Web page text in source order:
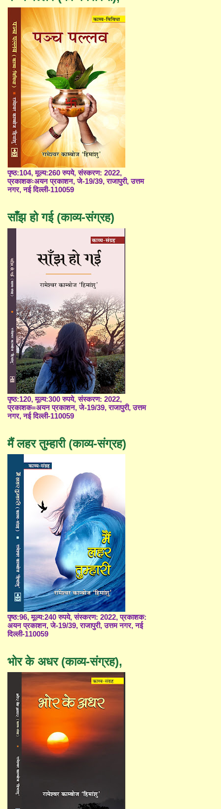
पृष्ठ:104, मूल्य:260 रुपये, संस्करण: 2022,
प्रकाशकःअयन प्रकाशन, जे-19/39, राजापुरी, उत्तम
नगर, नई दिल्ली-110059
साँझ हो गई (काव्य-संग्रह)
पृष्ठ:120, मूल्य:300 रुपये, संस्करण: 2022,
प्रकाशक=अयन प्रकाशन, जे-19/39, राजापुरी, उत्तम
नगर, नई दिल्ली-110059
मैं लहर तुम्हारी (काव्य-संग्रह)
पृष्ठ:96, मूल्य:240 रुपये, संस्करण: 2022, प्रकाशक:
अयन प्रकाशन, जे-19/39, राजापुरी, उत्तम नगर, नई
दिल्ली-110059
भोर के अधर (काव्य-संग्रह),